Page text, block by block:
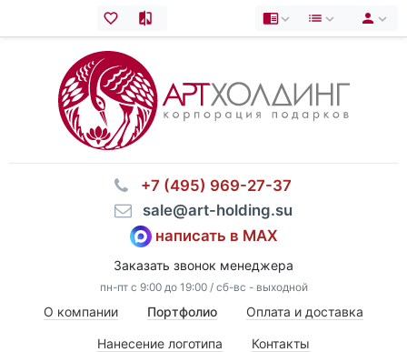
⠀+7 (495) 969-27-37
⠀sale@art-holding.su
написать в MAX
Заказать звонок менеджера
пн-пт с 9:00 до 19:00 / сб-вс - выходной
О компании Портфолио Оплата и доставка
Нанесение логотипа Контакты